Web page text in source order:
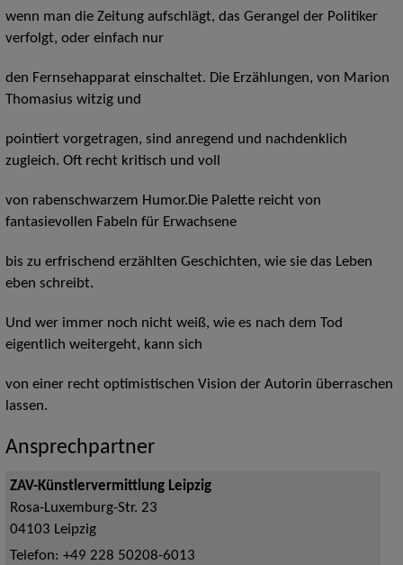
wenn man die Zeitung aufschlägt, das Gerangel der Politiker
verfolgt, oder einfach nur
den Fernsehapparat einschaltet. Die Erzählungen, von Marion
Thomasius witzig und
pointiert vorgetragen, sind anregend und nachdenklich
zugleich. Oft recht kritisch und voll
von rabenschwarzem Humor.Die Palette reicht von
fantasievollen Fabeln für Erwachsene
bis zu erfrischend erzählten Geschichten, wie sie das Leben
eben schreibt.
Und wer immer noch nicht weiß, wie es nach dem Tod
eigentlich weitergeht, kann sich
von einer recht optimistischen Vision der Autorin überraschen
lassen.
Ansprechpartner
ZAV-Künstlervermittlung Leipzig
Rosa-Luxemburg-Str. 23
04103 Leipzig
Telefon: +49 228 50208-6013